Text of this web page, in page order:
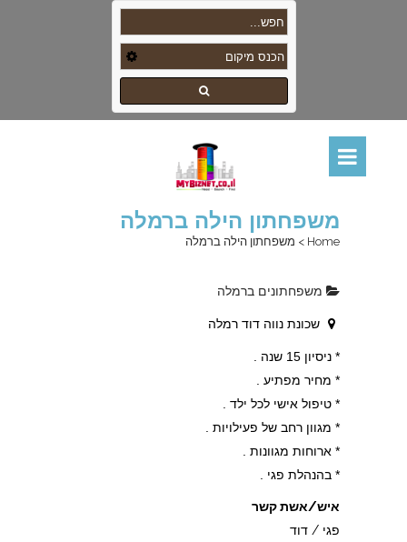
משפחתון הילה ברמלה
Home
> משפחתון הילה ברמלה
משפחתונים ברמלה
שכונת נווה דוד רמלה
* ניסיון 15 שנה .
* מחיר מפתיע .
* טיפול אישי לכל ילד .
* מגוון רחב של פעילויות .
* ארוחות מגוונות .
* בהנהלת פגי .
איש/אשת קשר
פגי / דוד